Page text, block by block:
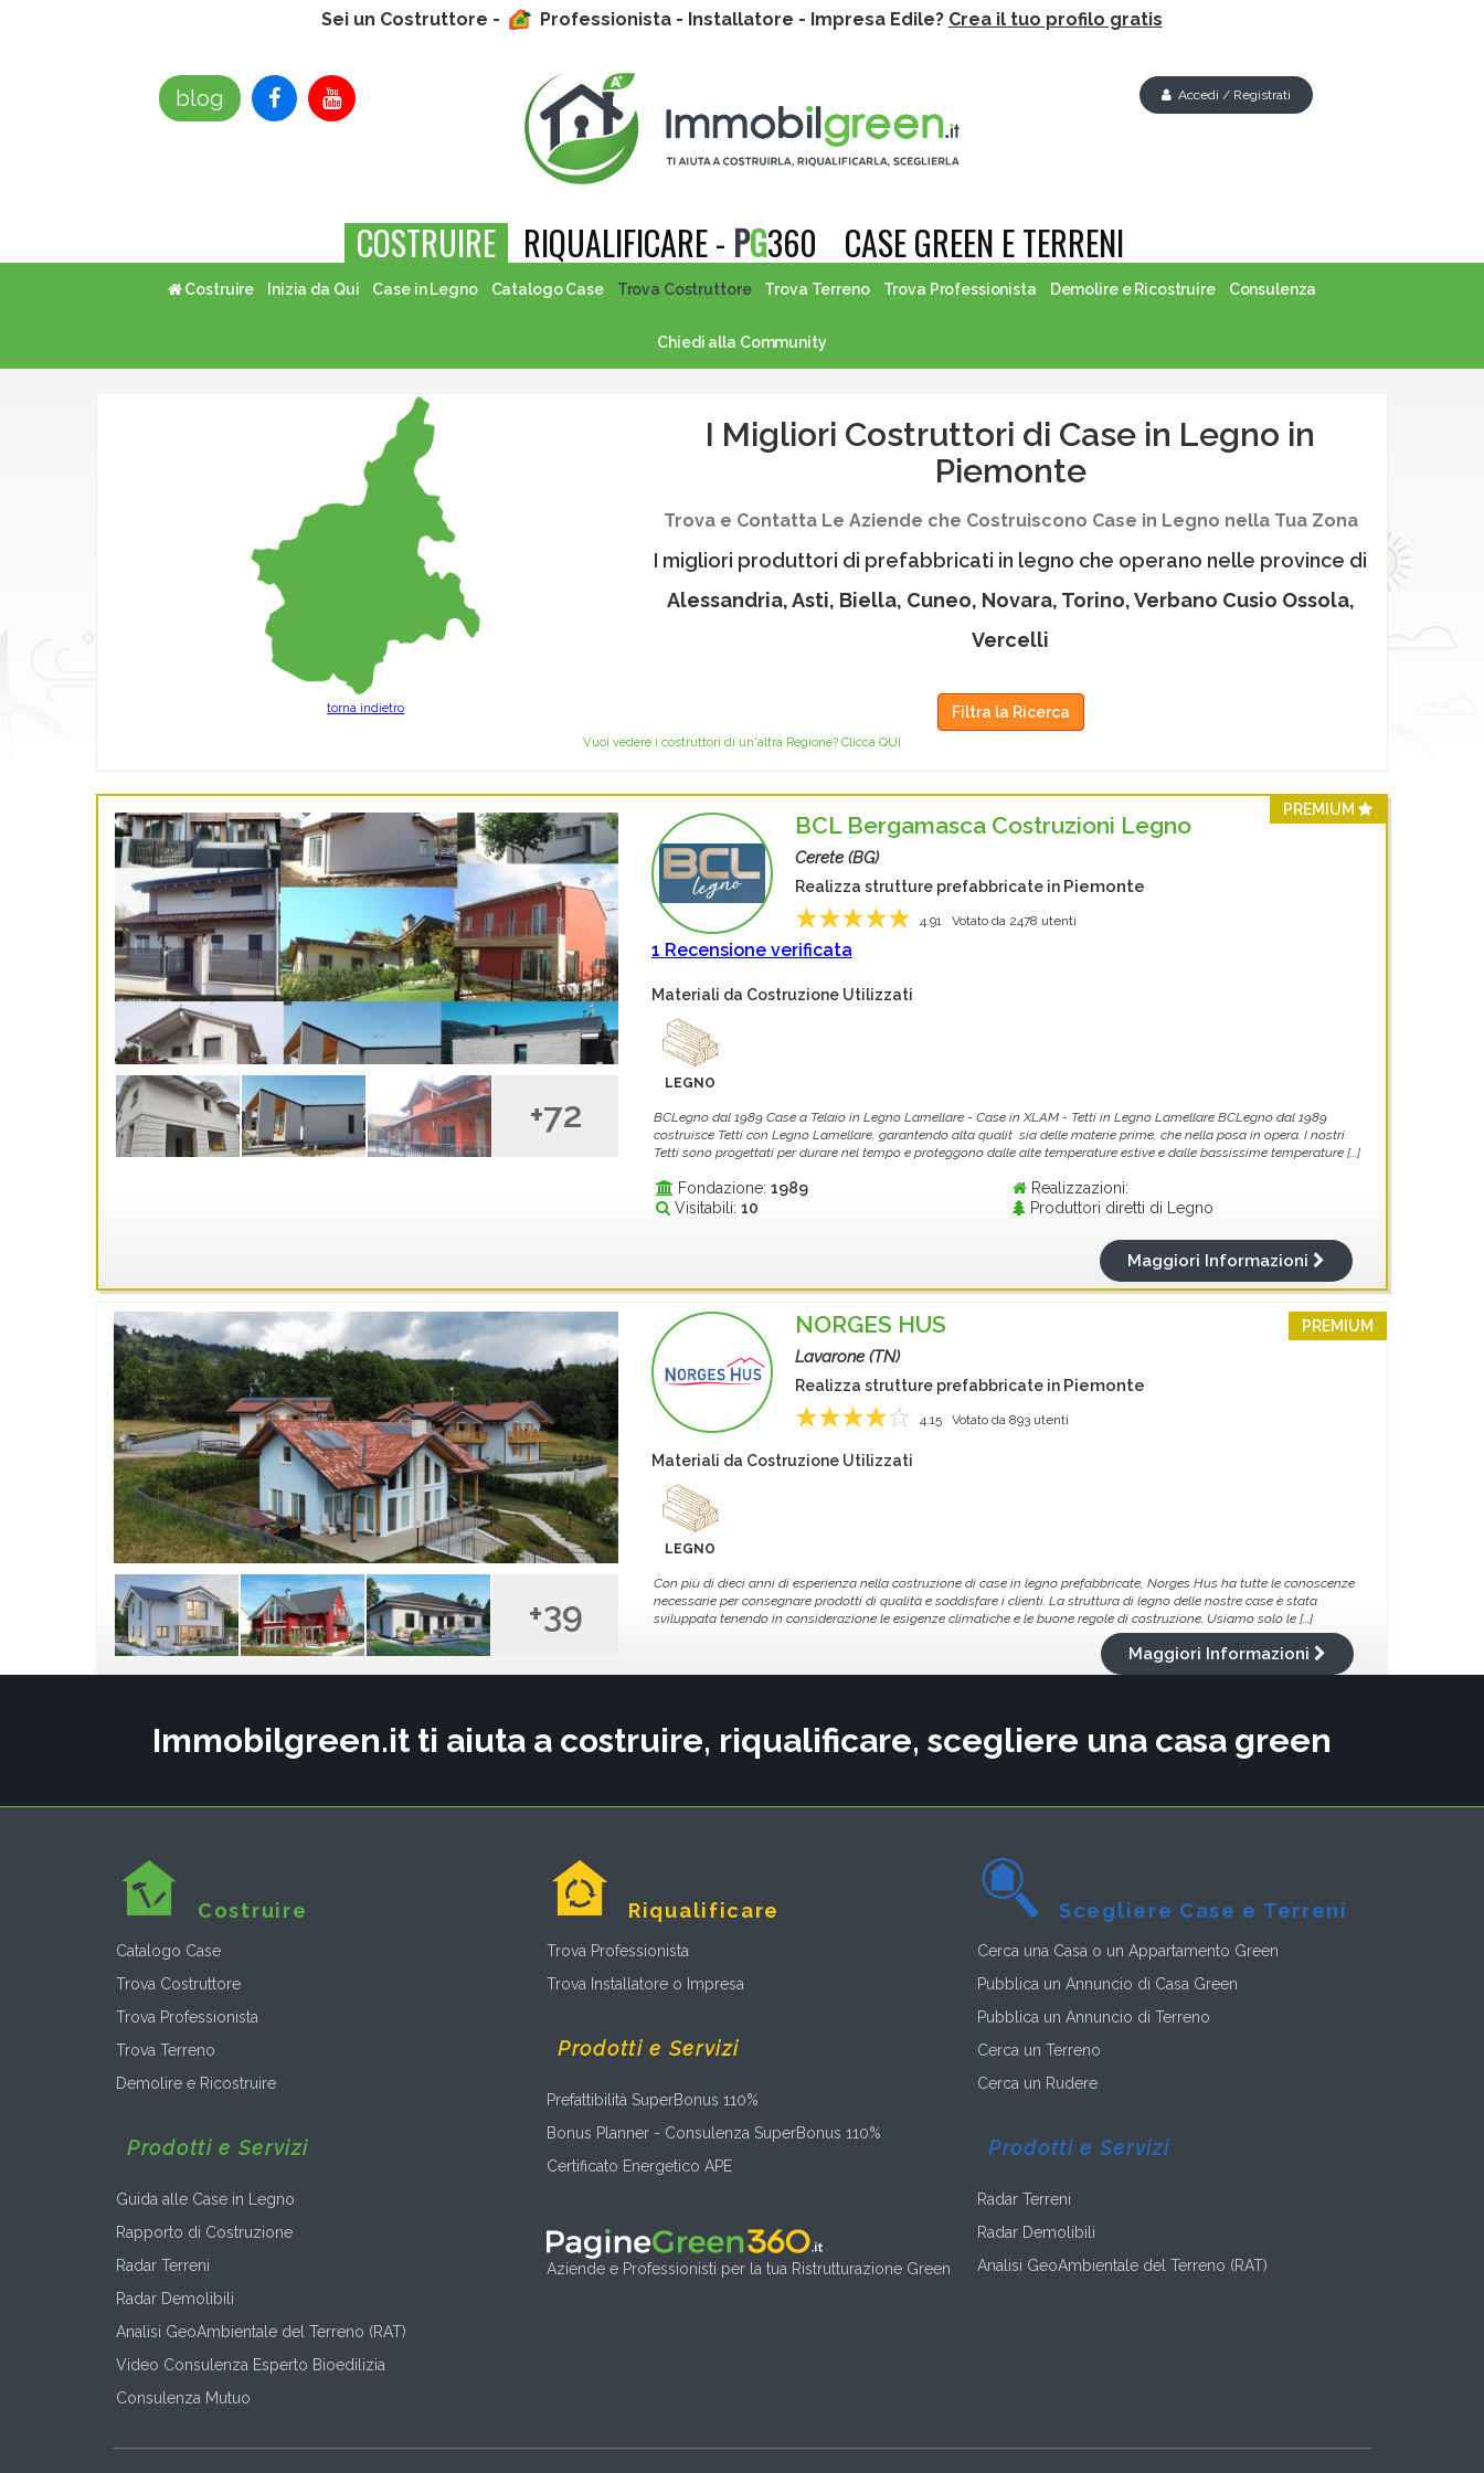
Sei un Costruttore - Professionista - Installatore - Impresa Edile? Crea il tuo profilo gratis
blog Accedi / Registrati
COSTRUIRE RIQUALIFICARE - PG360 CASE GREEN E TERRENI
Costruire Inizia da Qui Case in Legno Catalogo Case Trova Costruttore Trova Terreno Trova Professionista Demolire e Ricostruire Consulenza
Chiedi alla Community
torna indietro
I Migliori Costruttori di Case in Legno in
Piemonte
Trova e Contatta Le Aziende che Costruiscono Case in Legno nella Tua Zona
I migliori produttori di prefabbricati in legno che operano nelle province di
Alessandria, Asti, Biella, Cuneo, Novara, Torino, Verbano Cusio Ossola,
Vercelli
Filtra la Ricerca
Vuoi vedere i costruttori di un'altra Regione? Clicca QUI
+72
PREMIUM
BCL Bergamasca Costruzioni Legno
Cerete (BG)
Realizza strutture prefabbricate in Piemonte
1
4.91Votato da 2478 utenti
1 Recensione verificata
Materiali da Costruzione Utilizzati
LEGNO
BCLegno dal 1989 Case a Telaio in Legno Lamellare - Case in XLAM - Tetti in Legno Lamellare BCLegno dal 1989
costruisce Tetti con Legno Lamellare, garantendo alta qualit sia delle materie prime, che nella posa in opera. I nostri
Tetti sono progettati per durare nel tempo e proteggono dalle alte temperature estive e dalle bassissime temperature [...]
Fondazione: 1989
Realizzazioni:
Visitabili: 10 Produttori diretti di Legno
Maggiori Informazioni
+39
PREMIUM
NORGES HUS
Lavarone (TN)
Realizza strutture prefabbricate in Piemonte
4.15Votato da 893utenti
Materiali da Costruzione Utilizzati
LEGNO
Con più di dieci anni di esperienza nella costruzione di case in legno prefabbricate, Norges Hus ha tutte le conoscenze
necessarie per consegnare prodotti di qualità e soddisfare i clienti. La struttura di legno delle nostre case è stata
sviluppata tenendo in considerazione le esigenze climatiche e le buone regole di costruzione. Usiamo solo le [...]
Maggiori Informazioni
Immobilgreen.it ti aiuta a costruire, riqualificare, scegliere una casa green
Costruire
Catalogo Case
Trova Costruttore
Trova Professionista
Trova Terreno
Demolire e Ricostruire
Prodotti e Servizi
Guida alle Case in Legno
Rapporto di Costruzione
Radar Terreni
Radar Demolibili
Analisi GeoAmbientale del Terreno (RAT)
Video Consulenza Esperto Bioedilizia
Consulenza Mutuo
Riqualificare
Trova Professionista
Trova Installatore o Impresa
Prodotti e Servizi
Prefattibilità SuperBonus 110%
Bonus Planner - Consulenza SuperBonus 110%
Certificato Energetico APE
Aziende e Professionisti per la tua Ristrutturazione Green
Scegliere Case e Terreni
Cerca una Casa o un Appartamento Green
Pubblica un Annuncio di Casa Green
Pubblica un Annuncio di Terreno
Cerca un Terreno
Cerca un Rudere
Prodotti e Servizi
Radar Terreni
Radar Demolibili
Analisi GeoAmbientale del Terreno (RAT)